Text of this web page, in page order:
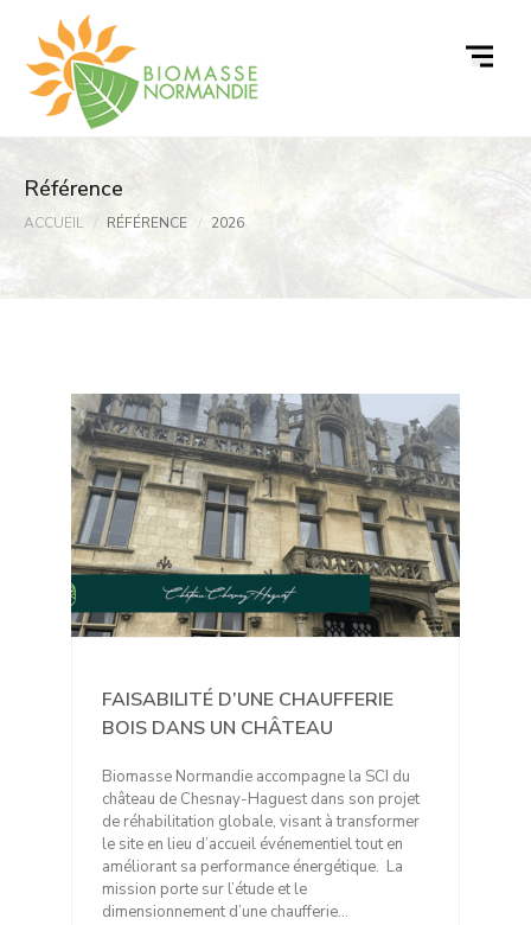
contenu
Référence
ACCUEIL RÉFÉRENCE 2026
FAISABILITÉ D’UNE CHAUFFERIE
BOIS DANS UN CHÂTEAU
Biomasse Normandie accompagne la SCI du
château de Chesnay-Haguest dans son projet
de réhabilitation globale, visant à transformer
le site en lieu d’accueil événementiel tout en
améliorant sa performance énergétique. La
mission porte sur l’étude et le
dimensionnement d’une chaufferie…